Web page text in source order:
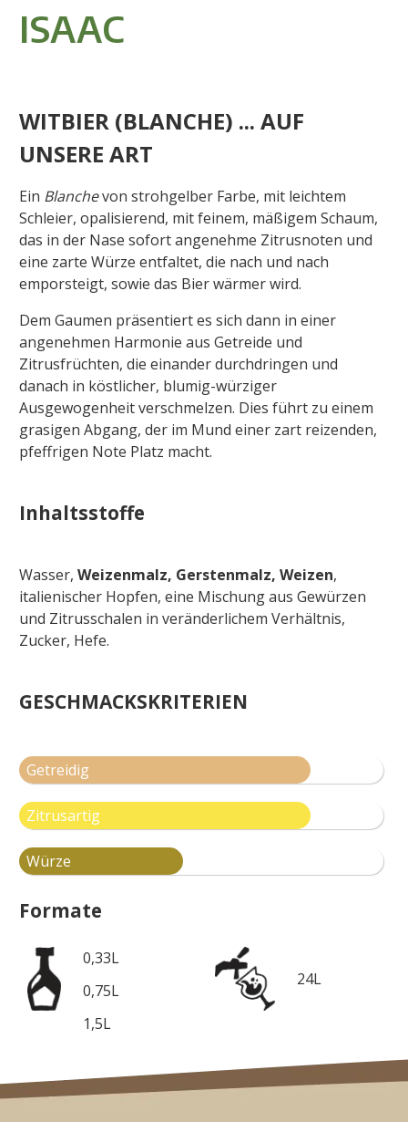
ISAAC
WITBIER (BLANCHE) ... AUF
UNSERE ART
Ein Blanchevon strohgelber Farbe, mit leichtem
Schleier, opalisierend, mit feinem, mäßigem Schaum,
das in der Nase sofort angenehme Zitrusnoten und
eine zarte Würze entfaltet, die nach und nach
emporsteigt, sowie das Bier wärmer wird.
Dem Gaumen präsentiert es sich dann in einer
angenehmen Harmonie aus Getreide und
Zitrusfrüchten, die einander durchdringen und
danach in köstlicher, blumig-würziger
Ausgewogenheit verschmelzen. Dies führt zu einem
grasigen Abgang, der im Mund einer zart reizenden,
pfeffrigen Note Platz macht.
Inhaltsstoffe
Wasser, Weizenmalz, Gerstenmalz, Weizen,
italienischer Hopfen, eine Mischung aus Gewürzen
und Zitrusschalen in veränderlichem Verhältnis,
Zucker, Hefe.
GESCHMACKSKRITERIEN
Getreidig
Zitrusartig
Würze
Formate
0,33L
0,75L
1,5L
24L